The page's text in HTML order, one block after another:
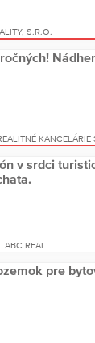
S.R.O.
KANCELÁRIE
v srdci
ABC REAL
pre